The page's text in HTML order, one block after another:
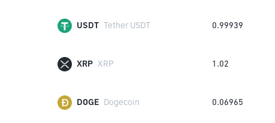
USDT Tether USDT 0.99939
XRP XRP 1.02
DOGE Dogecoin 0.06965